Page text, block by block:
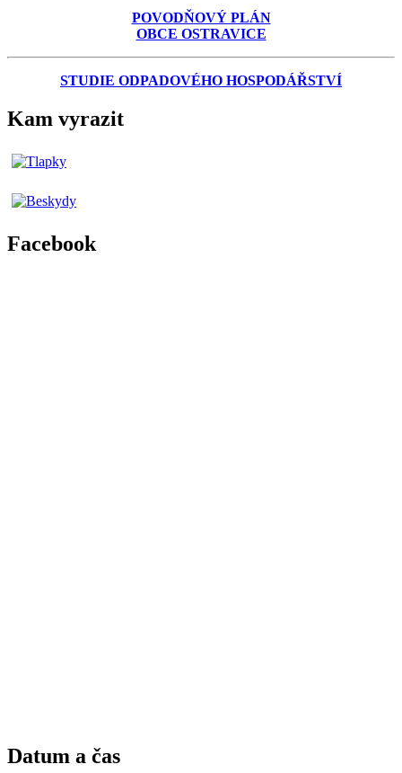
POVODŇOVÝ PLÁN
OBCE OSTRAVICE
STUDIE ODPADOVÉHO HOSPODÁŘSTVÍ
Kam vyrazit
Facebook
Datum a čas